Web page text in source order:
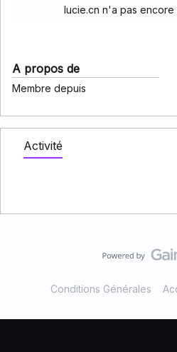
lucie.cn n'a pas
A propos de
Membre depuis
Activité
Conditions Générales